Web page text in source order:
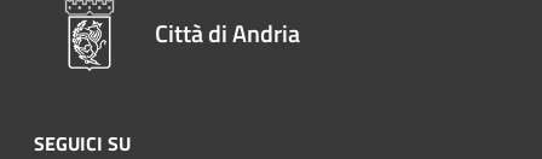
Città di Andria
SEGUICI SU